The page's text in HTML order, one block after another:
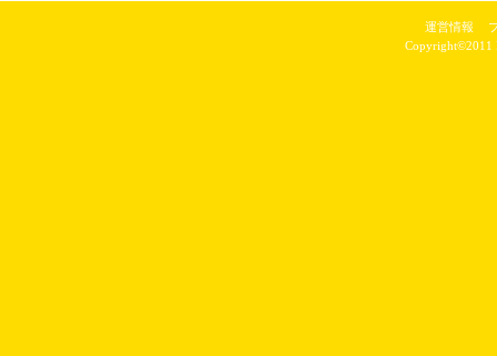
運営情報
Copyright©2011